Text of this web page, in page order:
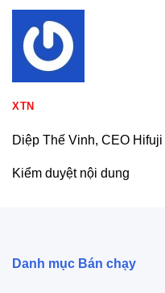
XTN
Diệp Thế Vinh, CEO
Kiểm duyệt nội dung
Danh mục Bán chạy